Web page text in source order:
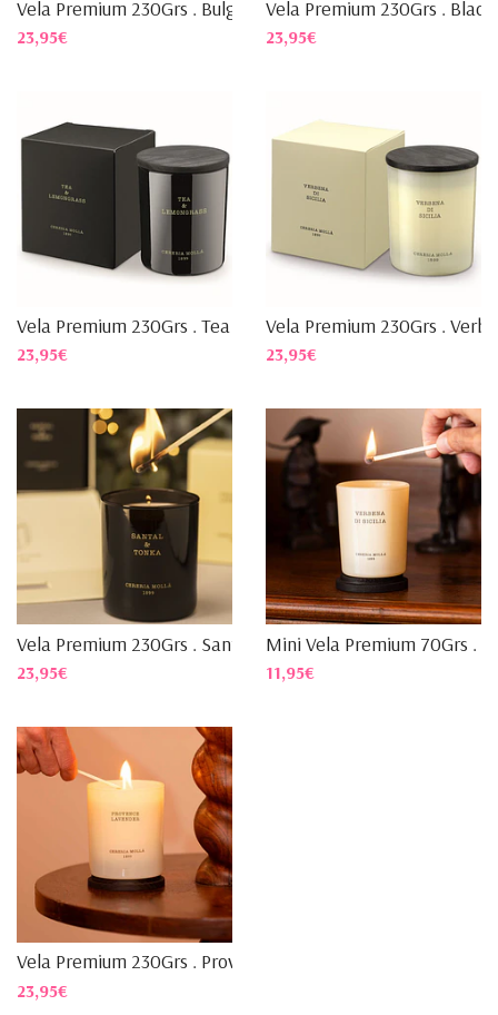
Vela Premium 230Grs . Bulga...
23,95€
Vela Premium 230Grs .
23,95€
Vela Premium 230Grs . Tea &...
23,95€
Vela Premium 230Grs .
23,95€
Vela Premium 230Grs . Santa...
23,95€
Mini Vela Premium 70Grs .
11,95€
Vela Premium 230Grs . Prove...
23,95€